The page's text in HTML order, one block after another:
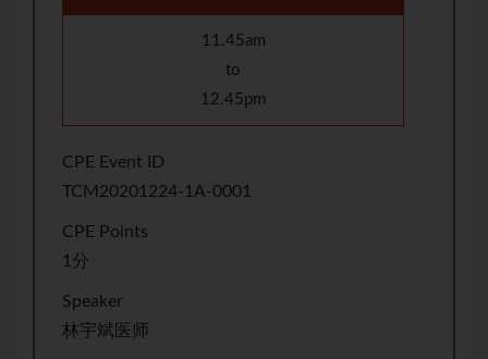
11.45am
to
12.45pm
CPE Event ID
TCM20201224-1A-0001
CPE Points
1分
Speaker
林宇斌医师